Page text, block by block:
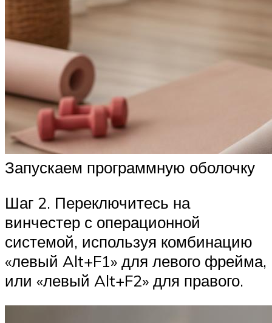
Запускаем программную оболочку
Шаг 2. Переключитесь на
винчестер с операционной
системой, используя комбинацию
«левый Alt+F1» для левого фрейма,
или «левый Alt+F2» для правого.